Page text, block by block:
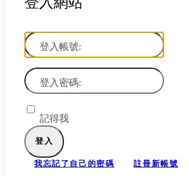
登入帳號:
登入密碼:
記得我
我忘記了自己的密碼 註冊新帳號